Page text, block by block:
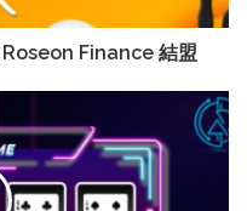
Finance 結盟